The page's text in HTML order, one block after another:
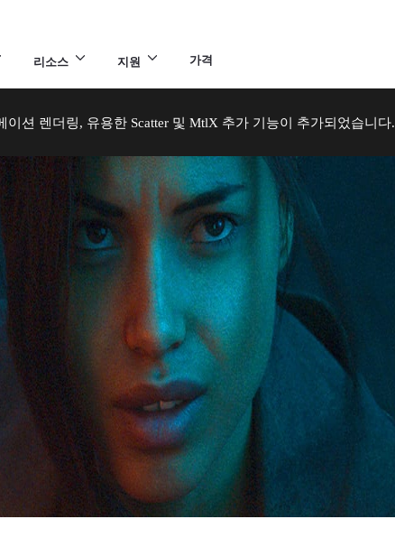
리소스 지원 가격
이션 렌더링, 유용한 Scatter 및 MtlX 추가 기능이 추가되었습니다.